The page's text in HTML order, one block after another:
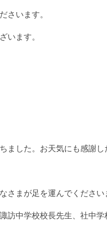
さいます。
います。
した。お天気にも感謝し
さまが足を運んでください
訪中学校校長先生、社中